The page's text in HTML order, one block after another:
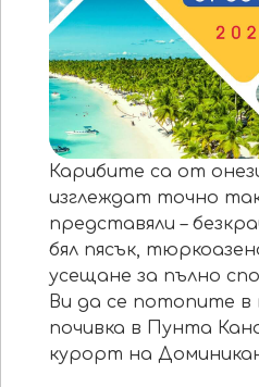
Карибите са от
изглеждат точно
представяли –
бял пясък,
усещане за пълно
Ви да се потопите
почивка в Пунта
курорт на